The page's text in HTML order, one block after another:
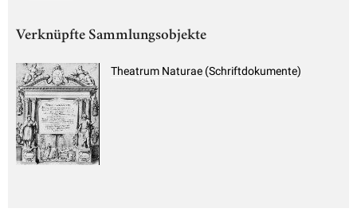
Verknüpfte Sammlungsobjekte
Theatrum Naturae (Schriftdokumente)